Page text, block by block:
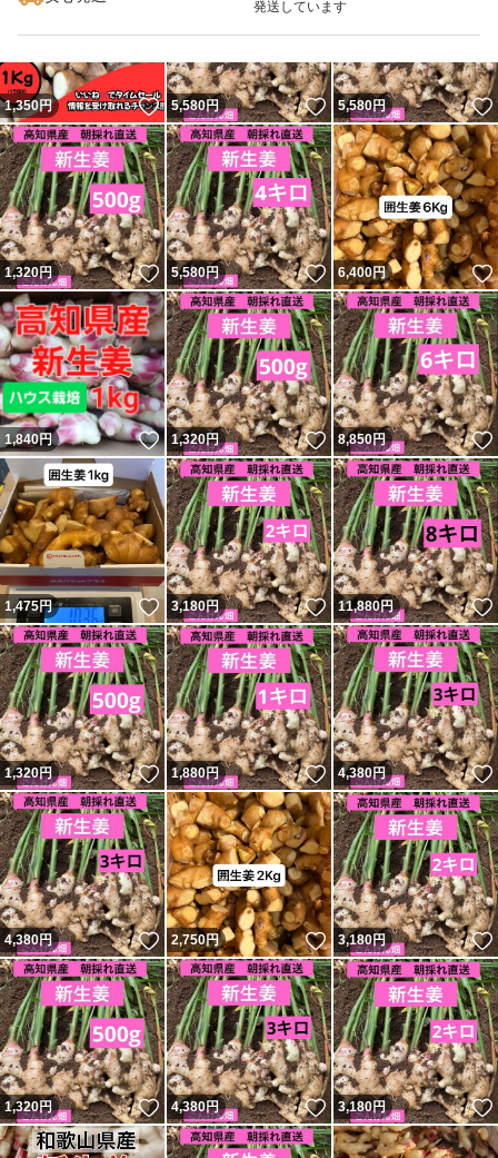
発送しています
1,350円 いいね！
5,580円 いいね！
5,580円
1,320円 いいね！
5,580円 いいね！
6,400円
1,840円 いいね！
1,320円 いいね！
8,850円
1,475円 いいね！
3,180円 いいね！
11,880円
1,320円 いいね！
1,880円 いいね！
4,380円
4,380円 いいね！
2,750円 いいね！
3,180円
1,320円 いいね！
4,380円 いいね！
3,180円